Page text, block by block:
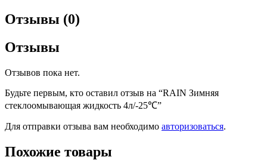
Отзывы (0)
Отзывы
Отзывов пока нет.
Будьте первым, кто оставил отзыв на “RAIN Зимняя
стеклоомывающая жидкость 4л/-25℃”
Для отправки отзыва вам необходимо авторизоваться.
Похожие товары